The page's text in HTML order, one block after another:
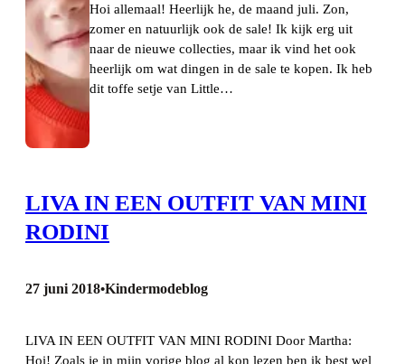
Hoi allemaal! Heerlijk he, de maand juli. Zon,
zomer en natuurlijk ook de sale! Ik kijk erg uit
naar de nieuwe collecties, maar ik vind het ook
heerlijk om wat dingen in de sale te kopen. Ik heb
dit toffe setje van Little…
LIVA IN EEN OUTFIT VAN MINI
RODINI
27 juni 2018•Kindermodeblog
LIVA IN EEN OUTFIT VAN MINI RODINI Door Martha:
Hoi! Zoals je in mijn vorige blog al kon lezen ben ik best wel